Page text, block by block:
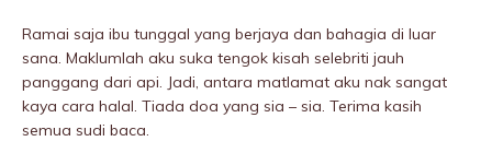
Ramai saja ibu tunggal yang berjaya dan bahagia di luar
sana. Maklumlah aku suka tengok kisah selebriti jauh
panggang dari api. Jadi, antara matlamat aku nak sangat
kaya cara halal. Tiada doa yang sia – sia. Terima kasih
semua sudi baca.